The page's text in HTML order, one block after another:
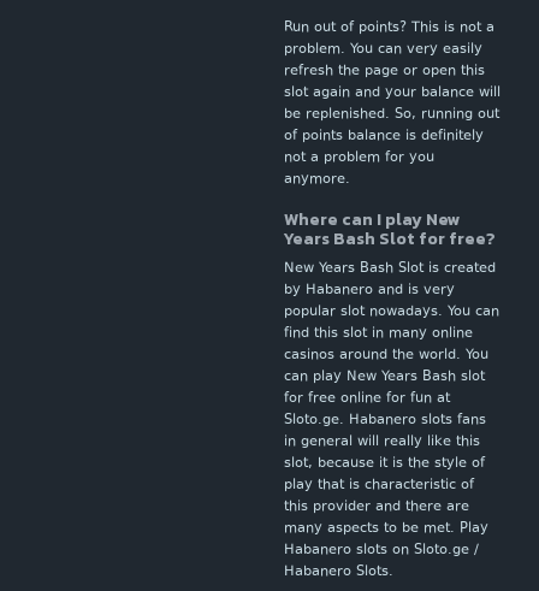
Run out of points? This is not a
problem. You can very easily
refresh the page or open this
slot again and your balance will
be replenished. So, running out
of points balance is definitely
not a problem for you
anymore.
Where can I play New
Years Bash Slot for free?
New Years Bash Slot is created
by Habanero and is very
popular slot nowadays. You can
find this slot in many online
casinos around the world. You
can play New Years Bash slot
for free online for fun at
Sloto.ge. Habanero slots fans
in general will really like this
slot, because it is the style of
play that is characteristic of
this provider and there are
many aspects to be met. Play
Habanero slots on Sloto.ge /
Habanero Slots.